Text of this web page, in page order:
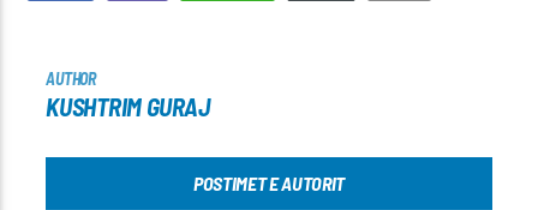
AUTHOR
KUSHTRIM GURAJ
POSTIMET E AUTORIT